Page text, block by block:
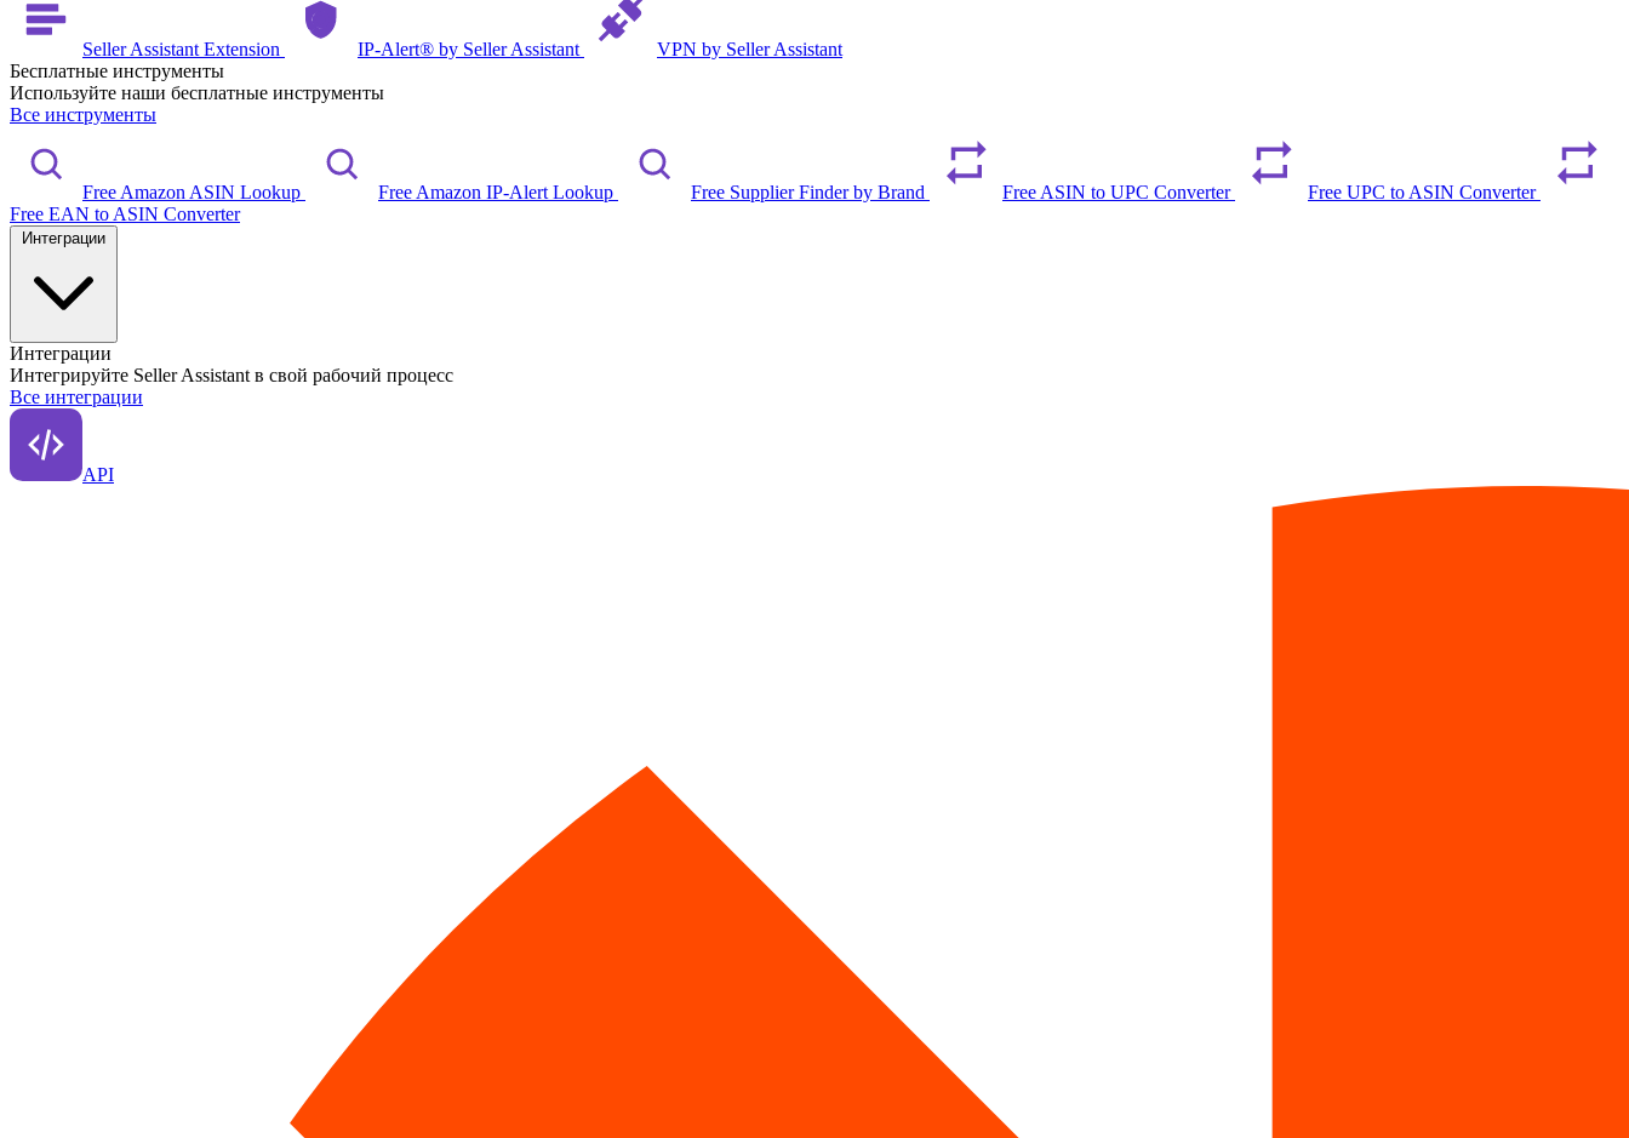
Seller Assistant Extension IP-Alert® by Seller Assistant
VPN by Seller Assistant
Бесплатные инструменты
Используйте наши бесплатные инструменты
Все инструменты
Free Amazon ASIN Lookup Free Amazon IP-Alert Lookup Free Supplier Finder by Brand Free ASIN to UPC Converter
Free UPC to ASIN Converter
Free EAN to ASIN Converter
Интеграции
Интегрируйте Seller Assistant в свой рабочий процесс
Все интеграции
API